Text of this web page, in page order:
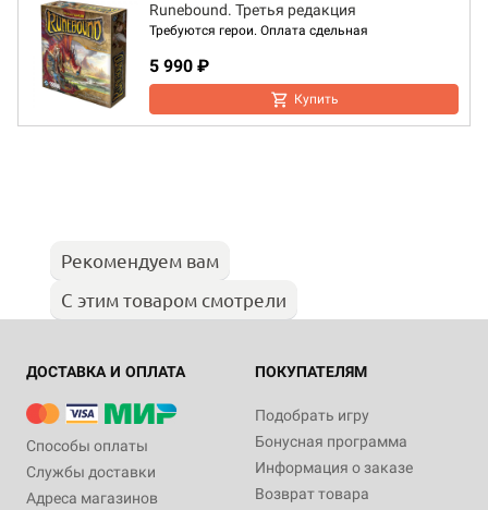
Runebound. Третья редакция
Требуются герои. Оплата сдельная
5 990 ₽
Купить
Рекомендуем вам
С этим товаром смотрели
ДОСТАВКА И ОПЛАТА
Способы оплаты
Службы доставки
Адреса магазинов
ПОКУПАТЕЛЯМ
Подобрать игру
Бонусная программа
Информация о заказе
Возврат товара